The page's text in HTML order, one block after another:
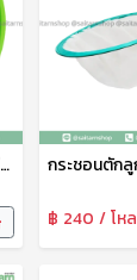
ชามใส่อาหารสัตว์เลี้ยงใหญ่ มีร่องใส่น้ำกันมด No.1821 SRT
฿ 240 / โหล